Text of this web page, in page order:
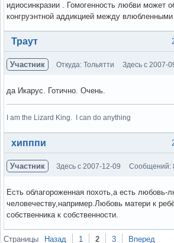
идиосинкразии . Гомогенность любви может
конгруэнтной аддикцией между влюбленными
Вне форума
Траут
Участник Откуда: Тольятти Здесь с 2007-
да Икарус. Готично. Очень.
I am the Lizard King. I can do anything
Вне форума
хипппи
Участник Здесь с 2007-12-09 Сообщений:
Есть облагороженная похоть,а есть любовь-
человечеству,например.Любовь матери к
собственника к собственности.
Вне форума
Страницы Назад 1 2 3 Вперед